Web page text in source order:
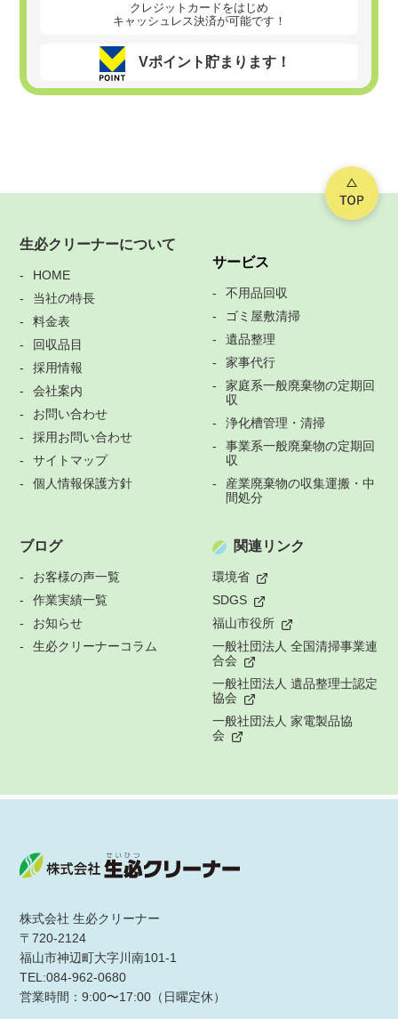
クレジットカードをはじめ
キャッシュレス決済が可能です！
Vポイント貯まります！
生必クリーナーについて
HOME
当社の特長
料金表
回収品目
採用情報
会社案内
お問い合わせ
採用お問い合わせ
サイトマップ
個人情報保護方針
サービス
不用品回収
ゴミ屋敷清掃
遺品整理
家事代行
家庭系一般廃棄物の定期回
収
浄化槽管理・清掃
事業系一般廃棄物の定期回
収
産業廃棄物の収集運搬・中
間処分
ブログ
お客様の声一覧
作業実績一覧
お知らせ
生必クリーナーコラム
関連リンク
環境省
SDGS
福山市役所
一般社団法人 全国清掃事業連
合会
一般社団法人 遺品整理士認定
協会
一般社団法人 家電製品協
会
株式会社 生必クリーナー
〒720-2124
福山市神辺町大字川南101-1
TEL:084-962-0680
営業時間：9:00〜17:00（日曜定休）